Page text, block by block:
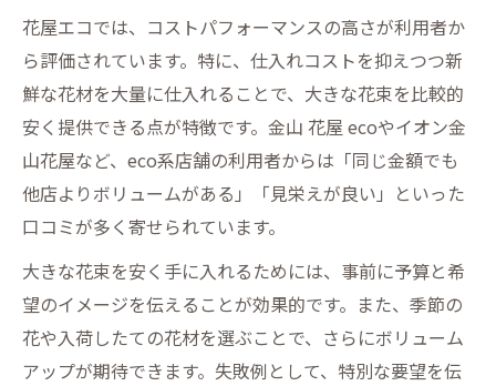
花屋エコでは、コストパフォーマンスの高さが利用者か
ら評価されています。特に、仕入れコストを抑えつつ新
鮮な花材を大量に仕入れることで、大きな花束を比較的
安く提供できる点が特徴です。金山 花屋 ecoやイオン金
山花屋など、eco系店舗の利用者からは「同じ金額でも
他店よりボリュームがある」「見栄えが良い」といった
口コミが多く寄せられています。
大きな花束を安く手に入れるためには、事前に予算と希
望のイメージを伝えることが効果的です。また、季節の
花や入荷したての花材を選ぶことで、さらにボリューム
アップが期待できます。失敗例として、特別な要望を伝